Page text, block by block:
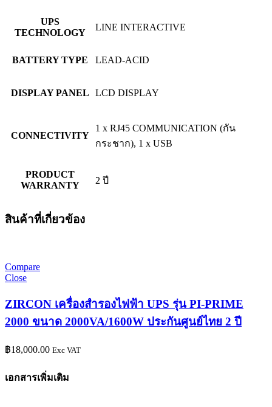
UPS
TECHNOLOGY
LINE INTERACTIVE
BATTERY TYPE LEAD-ACID
DISPLAY PANEL LCD DISPLAY
CONNECTIVITY
1 x RJ45 COMMUNICATION (กัน
กระชาก), 1 x USB
PRODUCT
WARRANTY
2 ปี
สินค้าที่เกี่ยวข้อง
Compare
Close
ZIRCON เครื่องสำรองไฟฟ้า UPS รุ่น PI-PRIME
2000 ขนาด 2000VA/1600W ประกันศูนย์ไทย 2 ปี
฿18,000.00 Exc VAT
เอกสารเพิ่มเติม